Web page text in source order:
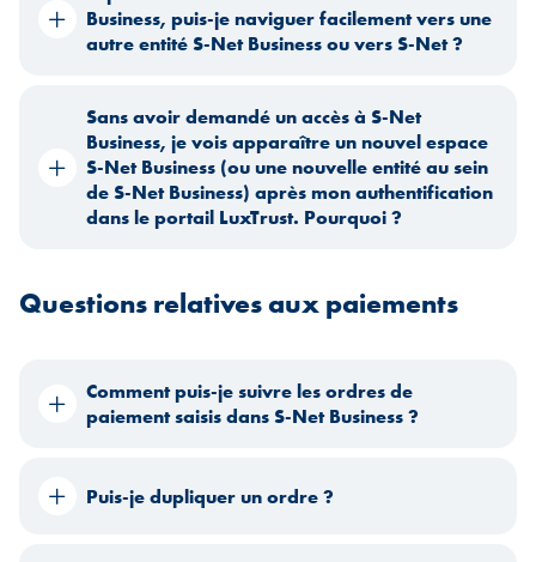
Business, puis-je naviguer facilement vers une
autre entité S-Net Business ou vers S-Net ?
Sans avoir demandé un accès à S-Net
Business, je vois apparaître un nouvel espace
S-Net Business (ou une nouvelle entité au sein
de S-Net Business) après mon authentification
dans le portail LuxTrust. Pourquoi ?
Questions relatives aux paiements
Comment puis-je suivre les ordres de
paiement saisis dans S-Net Business ?
Puis-je dupliquer un ordre ?